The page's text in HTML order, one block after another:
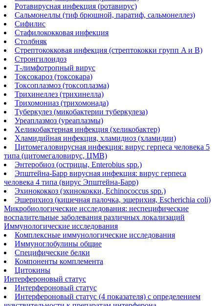
Ротавирусная инфекция (ротавирус)
Сальмонеллы (тиф брюшной, паратиф, сальмонеллез)
Сифилис
Стафилококковая инфекция
Столбняк
Стрептококковая инфекция (стрептококки групп A и B)
Стронгилоидоз
Т-лимфотропный вирус
Токсокароз (токсокара)
Токсоплазмоз (токсоплазма)
Трихинеллез (трихинелла)
Трихомониаз (трихомонада)
Туберкулез (микобактерии туберкулеза)
Уреаплазмоз (уреаплазмы)
Хеликобактерная инфекция (хеликобактер)
Хламидийная инфекция, хламидиоз (хламидии)
Цитомегаловирусная инфекция: вирус герпеса человека 5
типа (цитомегаловирус, ЦМВ)
Энтеробиоз (острицы, Enterobius spp.)
Эпштейна-Барр вирусная инфекция: вирус герпеса
человека 4 типа (вирус Эпштейна-Барр)
Эхинококкоз (эхинококки, Echinococcus spp.)
Эшерихиоз (кишечная палочка, эшерихия, Escherichia coli)
Микробиологические исследования: неспецифические
воспалительные заболевания различных локализаций
Иммунологические исследования
Комплексные иммунологические исследования
Иммуноглобулины общие
Специфические белки
Компоненты комплемента
Цитокины
Интерфероновый статус
Интерфероновый статус
Интерфероновый статус (4 показателя) с определением